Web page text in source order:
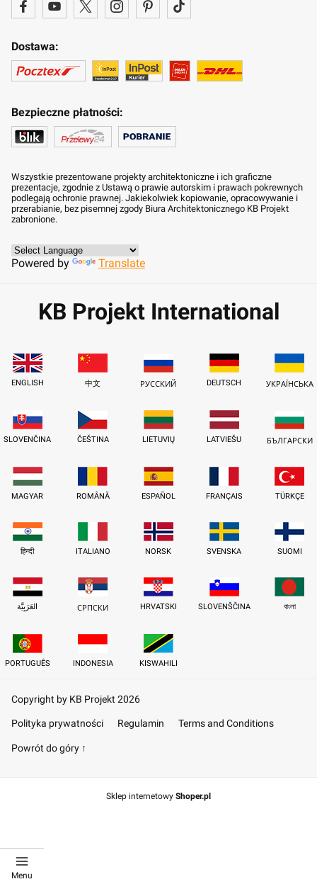
Dostawa:
Bezpieczne płatności:
Wszystkie prezentowane projekty architektoniczne i ich graficzne
prezentacje, zgodnie z Ustawą o prawie autorskim i prawach pokrewnych
podlegają ochronie prawnej. Jakiekolwiek kopiowanie, opracowywanie i
przerabianie, bez pisemnej zgody Biura Architektonicznego KB Projekt
zabronione.
Powered by Translate
KB Projekt International
ENGLISH 中文 РУССКИЙ DEUTSCH УКРАЇНСЬКА
SLOVENČINA ČEŠTINA LIETUVIŲ LATVIEŠU БЪЛГАРСКИ
MAGYAR ROMÂNĂ ESPAÑOL FRANÇAIS TÜRKÇE
हिन्दी ITALIANO NORSK SVENSKA SUOMI
العَرَبِيَّة СРПСКИ HRVATSKI SLOVENŠČINA বাংলা
PORTUGUÊS INDONESIA KISWAHILI
Copyright by KB Projekt 2026
Polityka prywatności Regulamin Terms and Conditions
Powrót do góry ↑
Sklep internetowy Shoper.pl
Menu